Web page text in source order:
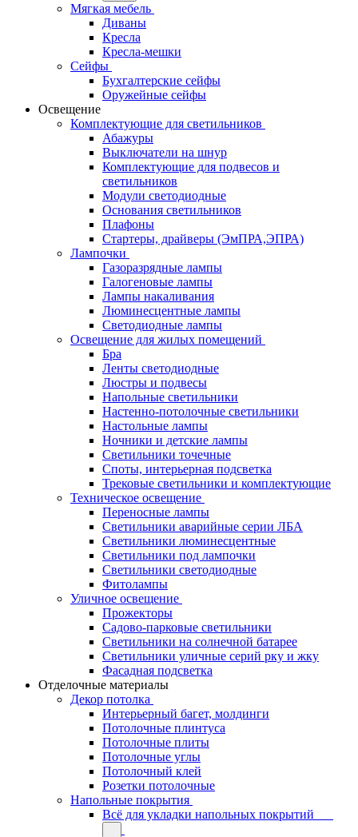
Мягкая мебель
Диваны
Кресла
Кресла-мешки
Сейфы
Бухгалтерские сейфы
Оружейные сейфы
Освещение
Комплектующие для светильников
Абажуры
Выключатели на шнур
Комплектующие для подвесов и
светильников
Модули светодиодные
Основания светильников
Плафоны
Стартеры, драйверы (ЭмПРА,ЭПРА)
Лампочки
Газоразрядные лампы
Галогеновые лампы
Лампы накаливания
Люминесцентные лампы
Светодиодные лампы
Освещение для жилых помещений
Бра
Ленты светодиодные
Люстры и подвесы
Напольные светильники
Настенно-потолочные светильники
Настольные лампы
Ночники и детские лампы
Светильники точечные
Споты, интерьерная подсветка
Трековые светильники и комплектующие
Техническое освещение
Переносные лампы
Светильники аварийные серии ЛБА
Светильники люминесцентные
Светильники под лампочки
Светильники светодиодные
Фитолампы
Уличное освещение
Прожекторы
Садово-парковые светильники
Светильники на солнечной батарее
Светильники уличные серий рку и жку
Фасадная подсветка
Отделочные материалы
Декор потолка
Интерьерный багет, молдинги
Потолочные плинтуса
Потолочные плиты
Потолочные углы
Потолочный клей
Розетки потолочные
Напольные покрытия
Всё для укладки напольных покрытий